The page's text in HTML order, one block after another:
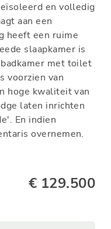
en volledig
aan een
heeft een ruime
slaapkamer is
met toilet
voorzien van
hoge kwaliteit van
laten inrichten
En indien
overnemen.
€ 129.500